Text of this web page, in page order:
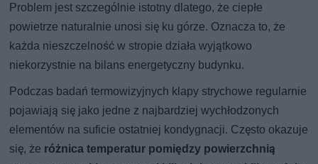
Problem jest szczególnie istotny dlatego, że ciepłe
powietrze naturalnie unosi się ku górze. Oznacza to, że
każda nieszczelność w stropie działa wyjątkowo
niekorzystnie na bilans energetyczny budynku.
Podczas badań termowizyjnych klapy strychowe regularnie
pojawiają się jako jedne z najbardziej wychłodzonych
elementów na suficie ostatniej kondygnacji. Często okazuje
się, że różnica temperatur pomiędzy powierzchnią